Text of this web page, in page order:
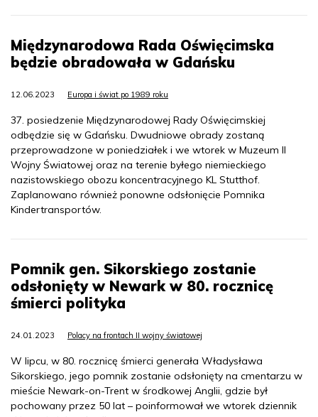
Międzynarodowa Rada Oświęcimska
będzie obradowała w Gdańsku
12.06.2023 Europa i świat po 1989 roku
37. posiedzenie Międzynarodowej Rady Oświęcimskiej
odbędzie się w Gdańsku. Dwudniowe obrady zostaną
przeprowadzone w poniedziałek i we wtorek w Muzeum II
Wojny Światowej oraz na terenie byłego niemieckiego
nazistowskiego obozu koncentracyjnego KL Stutthof.
Zaplanowano również ponowne odsłonięcie Pomnika
Kindertransportów.
Pomnik gen. Sikorskiego zostanie
odsłonięty w Newark w 80. rocznicę
śmierci polityka
24.01.2023 Polacy na frontach II wojny światowej
W lipcu, w 80. rocznicę śmierci generała Władysława
Sikorskiego, jego pomnik zostanie odsłonięty na cmentarzu w
mieście Newark-on-Trent w środkowej Anglii, gdzie był
pochowany przez 50 lat – poinformował we wtorek dziennik